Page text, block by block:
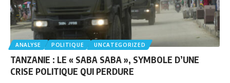
ANALYSE POLITIQUE UNCATEGORIZED
TANZANIE : LE « SABA SABA », SYMBOLE D’UNE
CRISE POLITIQUE QUI PERDURE